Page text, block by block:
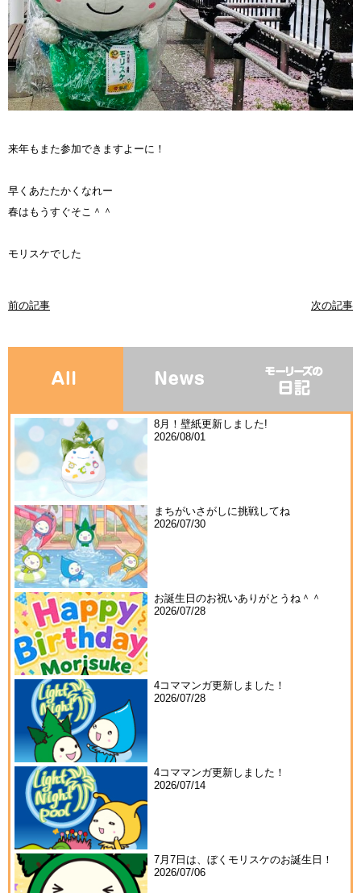
来年もまた参加できますよーに！
早くあたたかくなれー
春はもうすぐそこ＾＾
モリスケでした
前の記事 次の記事
8月！壁紙更新しました!
2026/08/01
まちがいさがしに挑戦してね
2026/07/30
お誕生日のお祝いありがとうね＾＾
2026/07/28
4コママンガ更新しました！
2026/07/28
4コママンガ更新しました！
2026/07/14
7月7日は、ぼくモリスケのお誕生日！
2026/07/06